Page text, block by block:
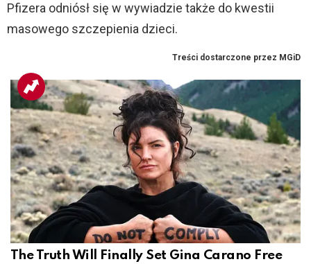
Pfizera odniósł się w wywiadzie także do kwestii
masowego szczepienia dzieci.
The Truth Will Finally Set Gina Carano Free